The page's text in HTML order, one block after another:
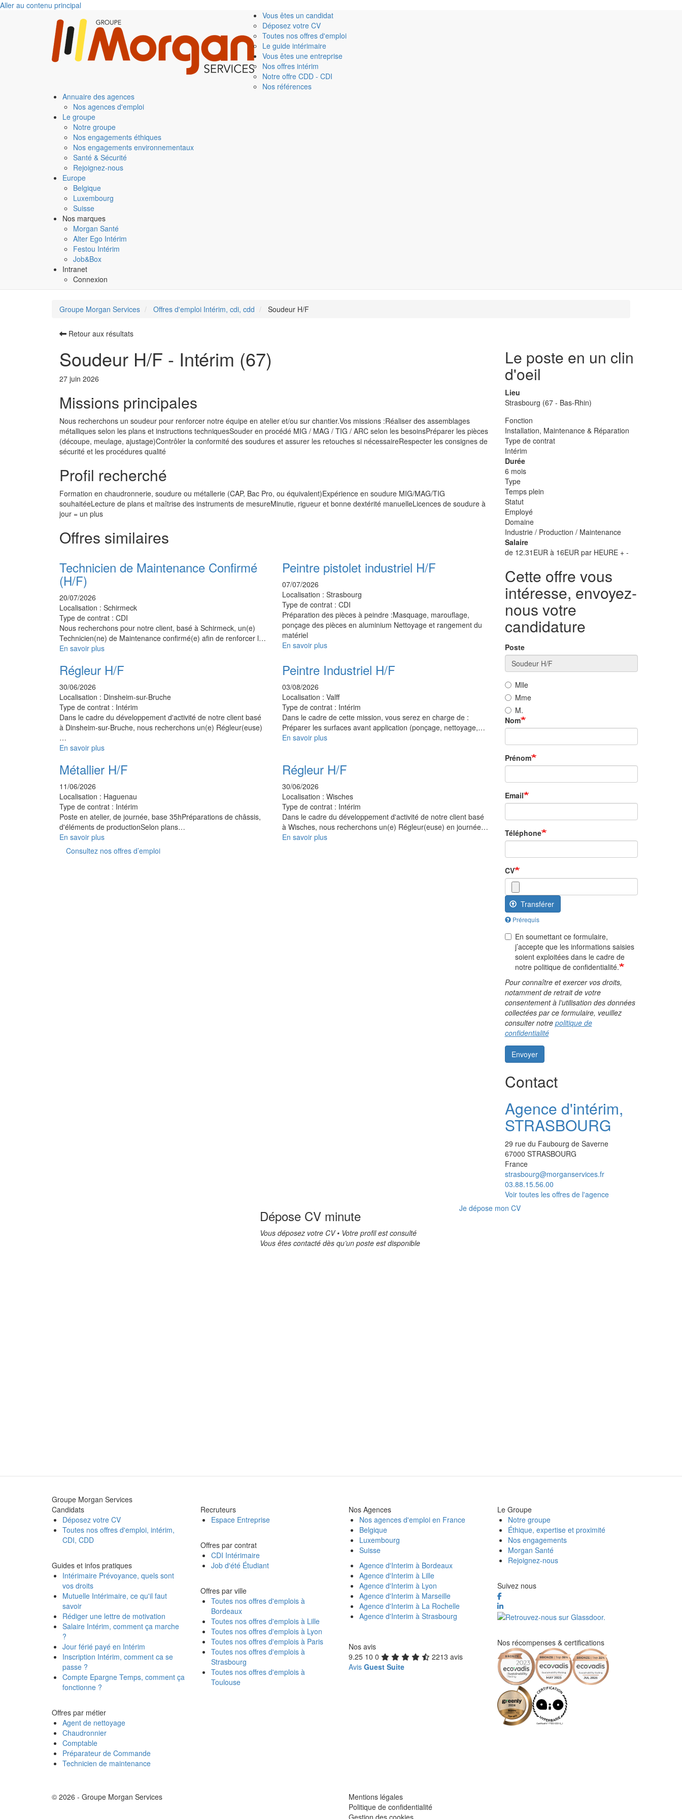
Aller au contenu principal
Vous êtes un candidat
Déposez votre CV
Toutes nos offres d'emploi
Le guide intérimaire
Vous êtes une entreprise
Nos offres intérim
Notre offre CDD - CDI
Nos références
Annuaire des agences
Nos agences d'emploi
Le groupe
Notre groupe
Nos engagements éthiques
Nos engagements environnementaux
Santé & Sécurité
Rejoignez-nous
Europe
Belgique
Luxembourg
Suisse
Nos marques
Morgan Santé
Alter Ego Intérim
Festou Intérim
Job&Box
Intranet
Connexion
Groupe Morgan Services Offres d'emploi Intérim, cdi, cdd Soudeur H/F
Retour aux résultats
Soudeur H/F - Intérim (67)
27 juin 2026
Missions principales
Nous recherchons un soudeur pour renforcer notre équipe en atelier et/ou sur chantier.Vos missions :Réaliser des assemblages
métalliques selon les plans et instructions techniquesSouder en procédé MIG / MAG / TIG / ARC selon les besoinsPréparer les pièces
(découpe, meulage, ajustage)Contrôler la conformité des soudures et assurer les retouches si nécessaireRespecter les consignes de
sécurité et les procédures qualité
Profil recherché
Formation en chaudronnerie, soudure ou métallerie (CAP, Bac Pro, ou équivalent)Expérience en soudure MIG/MAG/TIG
souhaitéeLecture de plans et maîtrise des instruments de mesureMinutie, rigueur et bonne dextérité manuelleLicences de soudure à
jour = un plus
Offres similaires
Technicien de Maintenance Confirmé
(H/F)
20/07/2026
Localisation : Schirmeck
Type de contrat : CDI
Nous recherchons pour notre client, basé à Schirmeck, un(e)
Technicien(ne) de Maintenance confirmé(e) afin de renforcer l…
En savoir plus
Peintre pistolet industriel H/F
07/07/2026
Localisation : Strasbourg
Type de contrat : CDI
Préparation des pièces à peindre :Masquage, marouflage,
ponçage des pièces en aluminium Nettoyage et rangement du
matériel
En savoir plus
Régleur H/F
30/06/2026
Localisation : Dinsheim-sur-Bruche
Type de contrat : Intérim
Dans le cadre du développement d'activité de notre client basé
à Dinsheim-sur-Bruche, nous recherchons un(e) Régleur(euse)
…
En savoir plus
Peintre Industriel H/F
03/08/2026
Localisation : Valff
Type de contrat : Intérim
Dans le cadre de cette mission, vous serez en charge de :
Préparer les surfaces avant application (ponçage, nettoyage,…
En savoir plus
Métallier H/F
11/06/2026
Localisation : Haguenau
Type de contrat : Intérim
Poste en atelier, de journée, base 35hPréparations de châssis,
d'éléments de productionSelon plans…
En savoir plus
Régleur H/F
30/06/2026
Localisation : Wisches
Type de contrat : Intérim
Dans le cadre du développement d'activité de notre client basé
à Wisches, nous recherchons un(e) Régleur(euse) en journée…
En savoir plus
Consultez nos offres d’emploi
Le poste en un clin
d'oeil
Lieu
Strasbourg (67 - Bas-Rhin)
Fonction
Installation, Maintenance & Réparation
Type de contrat
Intérim
Durée
6 mois
Type
Temps plein
Statut
Employé
Domaine
Industrie / Production / Maintenance
Salaire
de 12.31EUR à 16EUR par HEURE + -
Cette offre vous
intéresse, envoyez-
nous votre
candidature
Poste
Mlle
Mme
M.
Nom
Prénom
Email
Téléphone
CV
Transférer
Prérequis
En soumettant ce formulaire,
j’accepte que les informations saisies
soient exploitées dans le cadre de
notre politique de confidentialité.
Pour connaître et exercer vos droits,
notamment de retrait de votre
consentement à l’utilisation des données
collectées par ce formulaire, veuillez
consulter notre politique de
confidentialité
Envoyer
Contact
Agence d'intérim,
STRASBOURG
29 rue du Faubourg de Saverne
67000 STRASBOURG
France
strasbourg@morganservices.fr
03.88.15.56.00
Voir toutes les offres de l'agence
Dépose CV minute
Vous déposez votre CV • Votre profil est consulté
Vous êtes contacté dès qu’un poste est disponible
Je dépose mon CV
Groupe Morgan Services
Candidats
Déposez votre CV
Toutes nos offres d'emploi, intérim,
CDI, CDD
Guides et infos pratiques
Intérimaire Prévoyance, quels sont
vos droits
Mutuelle Intérimaire, ce qu'il faut
savoir
Rédiger une lettre de motivation
Salaire Intérim, comment ça marche
?
Jour férié payé en Intérim
Inscription Intérim, comment ca se
passe ?
Compte Epargne Temps, comment ça
fonctionne ?
Offres par métier
Agent de nettoyage
Chaudronnier
Comptable
Préparateur de Commande
Technicien de maintenance
Recruteurs
Espace Entreprise
Offres par contrat
CDI Intérimaire
Job d'été Étudiant
Offres par ville
Toutes nos offres d'emplois à
Bordeaux
Toutes nos offres d'emplois à Lille
Toutes nos offres d'emplois à Lyon
Toutes nos offres d'emplois à Paris
Toutes nos offres d'emplois à
Strasbourg
Toutes nos offres d'emplois à
Toulouse
Nos Agences
Nos agences d'emploi en France
Belgique
Luxembourg
Suisse
Agence d'Interim à Bordeaux
Agence d'Interim à Lille
Agence d'Interim à Lyon
Agence d'Interim à Marseille
Agence d'Interim à La Rochelle
Agence d'Interim à Strasbourg
Nos avis
9.25 10 0
2213 avis
Avis Guest Suite
Le Groupe
Notre groupe
Éthique, expertise et proximité
Nos engagements
Morgan Santé
Rejoignez-nous
Suivez nous
Nos récompenses & certifications
© 2026 - Groupe Morgan Services
Mentions légales
Politique de confidentialité
Gestion des cookies